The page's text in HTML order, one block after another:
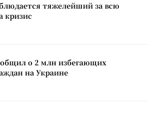
тяжелейший за всю
кризис
о 2 млн избегающих
на Украине